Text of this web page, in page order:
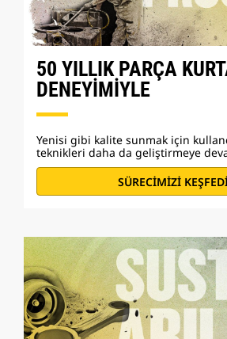
50 YILLIK PARÇA
DENEYİMİYLE
Yenisi gibi kalite sunmak için
teknikleri daha da geliştirmeye
SÜRECİMİZİ